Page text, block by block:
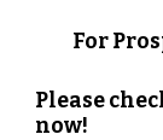
For
Please
now!